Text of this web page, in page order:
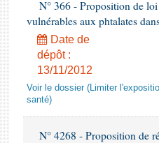
N° 366 - Proposition de
vulnérables aux phtalates
Date de
dépôt :
13/11/2012
Voir le dossier (Limiter
santé)
N° 4268 - Proposition de